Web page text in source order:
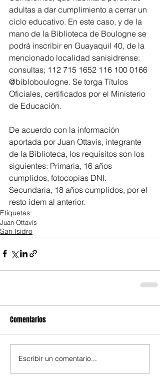
adultas a dar cumplimiento a cerrar un
ciclo educativo. En este caso, y de la
mano de la Biblioteca de Boulogne se
podrá inscribir en Guayaquil 40, de la
mencionado localidad sanisidrense:
consultas; 112 715 1652 116 100 0166
@bibloboulogne. Se torga Títulos
Oficiales, certificados por el Ministerio
de Educación.
De acuerdo con la información
aportada por Juan Ottavis, integrante
de la Biblioteca, los requisitos son los
siguientes: Primaria, 16 años
cumplidos, fotocopias DNI.
Secundaria, 18 años cumplidos, por el
resto ídem al anterior.
Etiquetas:
Juan Ottavis
San Isidro
Comentarios
Escribir un comentario...